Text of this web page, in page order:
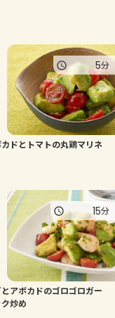
ドとトマトの丸鶏マリネ
5分
アボカドのゴロゴロガー
炒め
15分